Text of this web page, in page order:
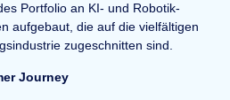
Portfolio an KI- und Robotik-
aufgebaut, die auf die vielfältigen
zugeschnitten sind.
Journey